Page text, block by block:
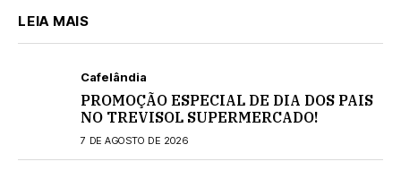
LEIA MAIS
Cafelândia
PROMOÇÃO ESPECIAL DE DIA DOS PAIS
NO TREVISOL SUPERMERCADO!
7 DE AGOSTO DE 2026